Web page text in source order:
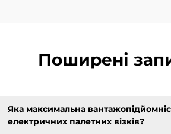
Поширені
Яка максимальна
електричних палетних візків?